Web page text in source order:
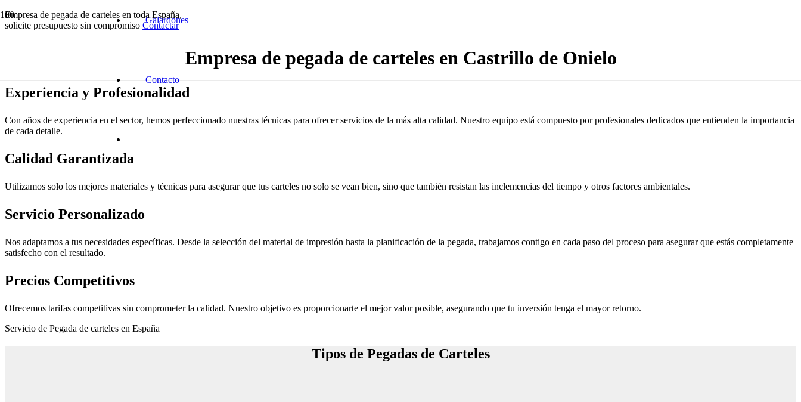
Galardones
Contacto
Empresa de pegada de carteles en toda España,
solicite presupuesto sin compromiso Contactar
Empresa de pegada de carteles en Castrillo de Onielo
Experiencia y Profesionalidad
Con años de experiencia en el sector, hemos perfeccionado nuestras técnicas para ofrecer servicios de la más alta calidad. Nuestro equipo está compuesto por profesionales dedicados que entienden la importancia
de cada detalle.
Calidad Garantizada
Utilizamos solo los mejores materiales y técnicas para asegurar que tus carteles no solo se vean bien, sino que también resistan las inclemencias del tiempo y otros factores ambientales.
Servicio Personalizado
Nos adaptamos a tus necesidades específicas. Desde la selección del material de impresión hasta la planificación de la pegada, trabajamos contigo en cada paso del proceso para asegurar que estás completamente
satisfecho con el resultado.
Precios Competitivos
Ofrecemos tarifas competitivas sin comprometer la calidad. Nuestro objetivo es proporcionarte el mejor valor posible, asegurando que tu inversión tenga el mayor retorno.
Servicio de Pegada de carteles en España
Tipos de Pegadas de Carteles